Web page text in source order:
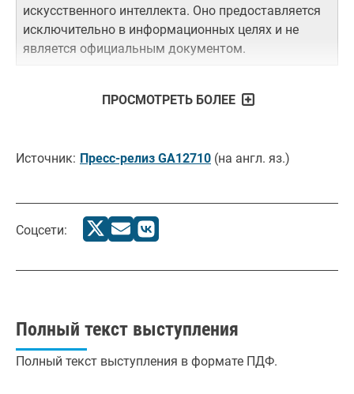
искусственного интеллекта. Оно предоставляется
исключительно в информационных целях и не
является официальным документом.
ПРОСМОТРЕТЬ БОЛЕЕ
Источник: Пресс-релиз GA12710 (на англ. яз.)
Соцсети:
Полный текст выступления
Полный текст выступления в формате ПДФ.